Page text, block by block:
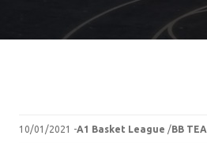
ΕΛΛΗΝΙΚΑ
10/01/2021 -A1 Basket League /BB